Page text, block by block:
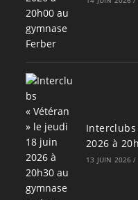
Interclubs
2026 à
13 JUIN 2026 /